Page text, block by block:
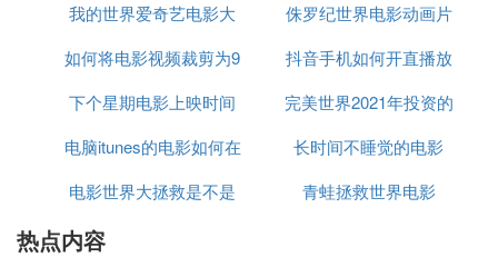
生人数2019
我的世界爱奇艺电影大
全
侏罗纪世界电影动画片
如何将电影视频裁剪为9
比16
抖音手机如何开直播放
电影
下个星期电影上映时间
完美世界2021年投资的
电影
电脑itunes的电影如何在
手机查看
长时间不睡觉的电影
电影世界大拯救是不是
青蛙拯救世界电影
热点内容